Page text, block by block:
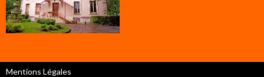
Mentions Légales